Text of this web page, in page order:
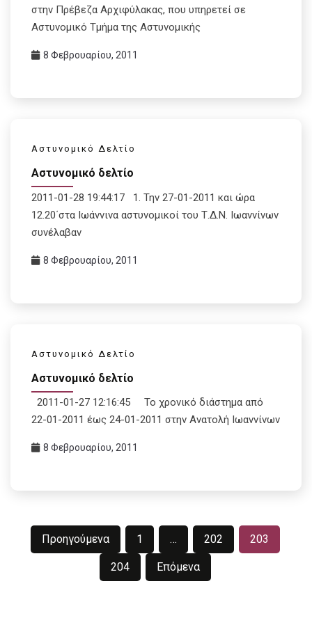
στην Πρέβεζα Αρχιφύλακας, που υπηρετεί σε
Αστυνομικό Τμήμα της Αστυνομικής
8 Φεβρουαρίου, 2011
Αστυνομικό Δελτίο
Αστυνομικό δελτίο
2011-01-28 19:44:17 1. Την 27-01-2011 και ώρα
12.20΄στα Ιωάννινα αστυνομικοί του Τ.Δ.Ν. Ιωαννίνων
συνέλαβαν
8 Φεβρουαρίου, 2011
Αστυνομικό Δελτίο
Αστυνομικό δελτίο
2011-01-27 12:16:45 Το χρονικό διάστημα από
22-01-2011 έως 24-01-2011 στην Ανατολή Ιωαννίνων
8 Φεβρουαρίου, 2011
Σελιδοποίηση
Προηγούμενα 1 … 202 203
204 Επόμενα